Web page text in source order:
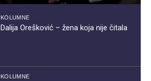
KOLUMNE
Dalija Orešković – žena koja nije čitala
KOLUMNE